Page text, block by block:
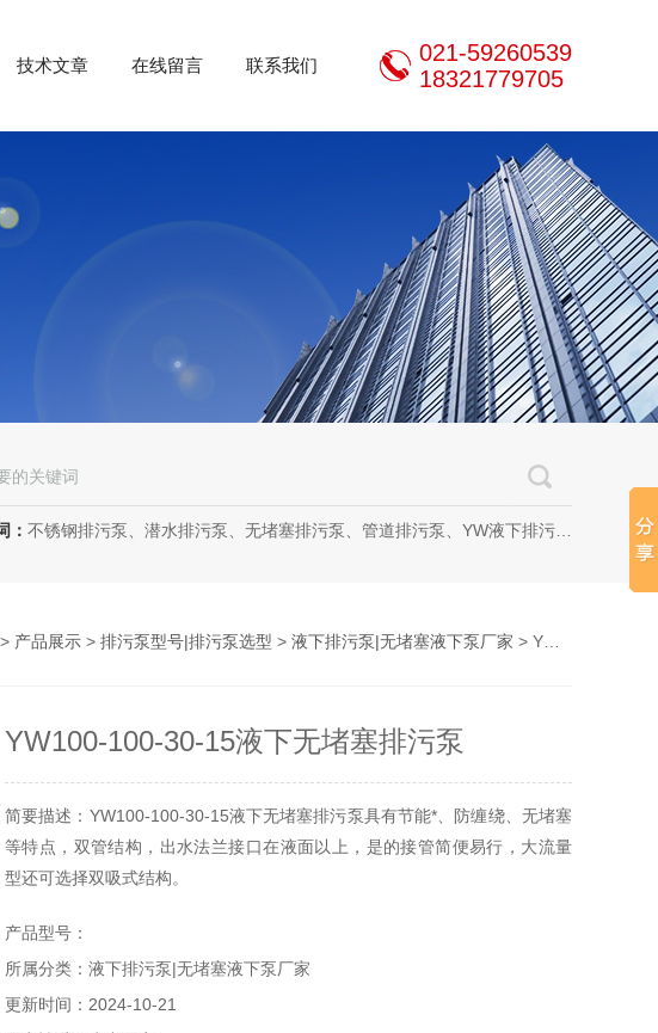
技术文章 在线留言 联系我们
021-59260539
18321779705
： 不锈钢排污泵、潜水排污泵、无堵塞排污泵、管道排污泵、YW液下排污泵、立式无堵塞排污泵、管道离心泵、无堵塞自吸泵、不锈钢离心泵
> 产品展示 > 排污泵型号|排污泵选型 > 液下排污泵|无堵塞液下泵厂家 > YW100-100-30-15液下无堵塞排污泵
YW100-100-30-15液下无堵塞排污泵
简要描述：YW100-100-30-15液下无堵塞排污泵具有节能*、防缠绕、无堵塞
等特点，双管结构，出水法兰接口在液面以上，是的接管简便易行，大流量
型还可选择双吸式结构。
产品型号：
所属分类：液下排污泵|无堵塞液下泵厂家
更新时间：2024-10-21